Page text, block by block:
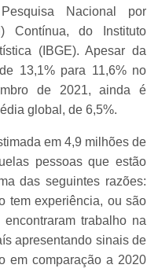
Nacional por
Contínua, do Instituto
(IBGE). Apesar da
13,1% para 11,6% no
de 2021, ainda é
global, de 6,5%.
em 4,9 milhões de
pessoas que estão
das seguintes razões:
tem experiência, ou são
trabalho na
apresentando sinais de
em comparação a 2020